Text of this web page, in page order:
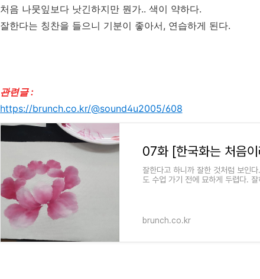
처음 나뭇잎보다 낫긴하지만 뭔가.. 색이 약하다.
잘한다는 칭찬을 들으니 기분이 좋아서, 연습하게 된다.
관련글 :
https://brunch.co.kr/@sound4u2005/608
07화 [한국화는 처음
잘한다고 하니까 잘한 것처럼 보인
도 수업 가기 전에 묘하게 두렵다.
brunch.co.kr